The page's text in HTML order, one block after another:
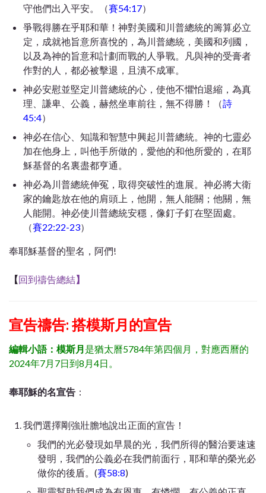
守他們出入平安。（賽54:17）
爭戰得勝在乎耶和華！神對美國和川普總統的籌算必立
定，成就祂旨意所喜悅的，為川普總統，美國和列國，
以及為神的旨意和計劃而戰的人爭戰。凡與神的受膏者
作對的人，都必被擊退，且潰不成軍。
神必安慰並堅定川普總統的心，使他不懼怕退縮，為真
理、謙卑、公義，赫然坐車前往，無不得勝！（詩
45:4）
神必在信心、知識和智慧中興起川普總統。神的七靈必
加在他身上，叫他手所做的，愛他的和他所愛的，在耶
穌基督的名裏盡都亨通。
神必為川普總統伸冤，取得突破性的進展。神必將大衛
家的鑰匙放在他的肩頭上，他開，無人能關；他關，無
人能開。神必使川普總統安穩，像釘子釘在堅固處。
（賽22:22-23）
奉耶穌基督的聖名，阿們!
【回到禱告總結】
宣告禱告: 搭模斯月的宣告
編輯小語：模斯月是猶太曆5784年第四個月，對應西曆的
2024年7月7日到8月4日。
奉耶穌的名宣告 ：
我們選擇剛強壯膽地說出正面的宣告！
我們的光必發現如早晨的光，我們所得的醫治要速速
發明，我們的公義必在我們前面行，耶和華的榮光必
做你的後盾。(賽58:8)